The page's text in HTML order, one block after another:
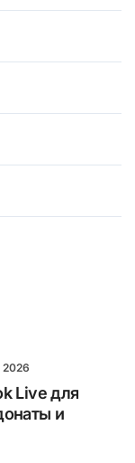
Live для
и